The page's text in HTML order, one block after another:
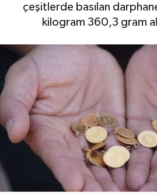
çeşitlerde basılan
kilogram 360,3 gram